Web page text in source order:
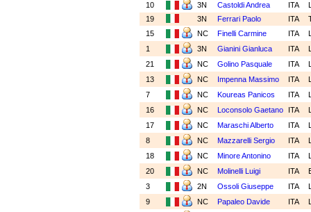
10
3N Castoldi Andrea ITA
19
3N Ferrari Paolo ITA
15
NC Finelli Carmine ITA
1
3N Gianini Gianluca ITA
21
NC Golino Pasquale ITA
13
NC Impenna Massimo ITA
7
NC Koureas Panicos ITA
16
NC Loconsolo Gaetano ITA
17
NC Maraschi Alberto ITA
8
NC Mazzarelli Sergio ITA
18
NC Minore Antonino ITA
20
NC Molinelli Luigi ITA
3
2N Ossoli Giuseppe ITA
9
NC Papaleo Davide ITA